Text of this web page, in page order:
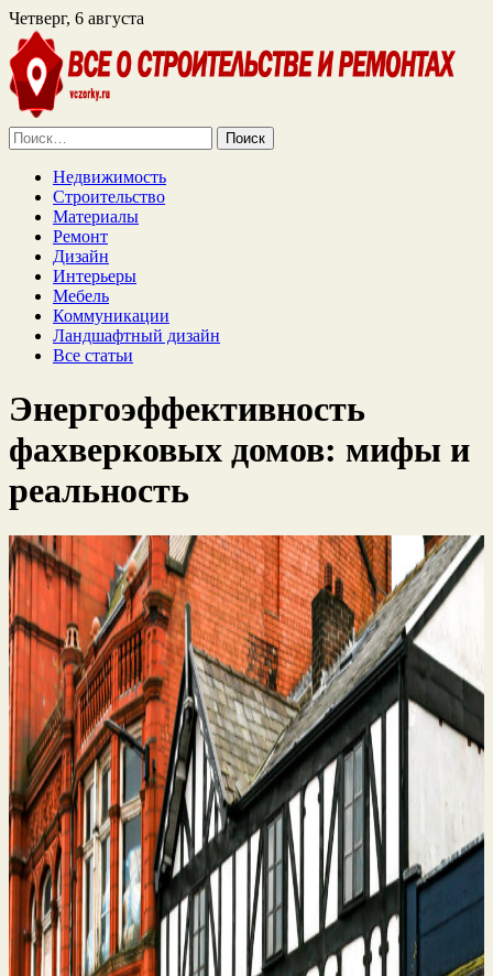
Четверг, 6 августа
Найти:
Недвижимость
Строительство
Материалы
Ремонт
Дизайн
Интерьеры
Мебель
Коммуникации
Ландшафтный дизайн
Все статьи
Энергоэффективность
фахверковых домов: мифы и
реальность